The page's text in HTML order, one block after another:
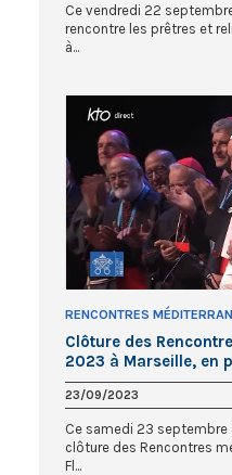
Ce vendredi 22
rencontre les prêtres et
à...
RENCONTRES
PAPE FRANÇOIS
Clôture des
2023 à Marseille, en
François
23/09/2023
Ce samedi 23 septembre
clôture des Rencontres
Fl...